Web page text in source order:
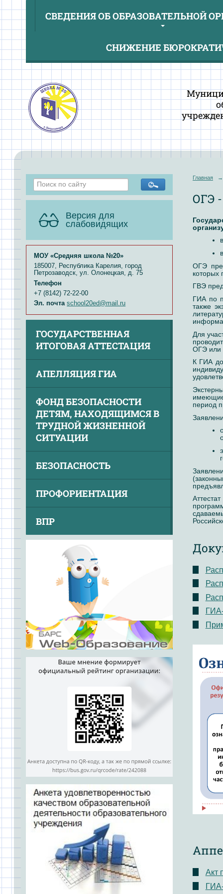
СВЕДЕНИЯ ОБ ОБРАЗОВАТЕЛЬНОЙ
СНИЖЕНИЕ
Версия для
слабовидящих
МОУ «Средняя школа №20»
185007, Республика Карелия, город
Петрозаводск, ул. Олонецкая, д. 75
Телефон
+7 (8142) 72-22-00
Эл. почта school20ed@mail.ru
ГОСУДАРСТВЕННАЯ
ИТОГОВАЯ АТТЕСТАЦИЯ
АПЕЛЛЯЦИЯ ГИА
ФОНД БЕЗОПАСНОСТИ
ДЕТЯМ, НАХОДЯЩИМСЯ В
ТРУДНОЙ ЖИЗНЕННОЙ
СИТУАЦИИ
БЕЗОПАСНОСТЬ
ПРОФОРИЕНТАЦИЯ
ВПР
Главная →
ОГЭ
ОГЭ
которых
ГВЭ
ГИА по
также
Для
ОГЭ или
К ГИА
имеющие
период
Акт